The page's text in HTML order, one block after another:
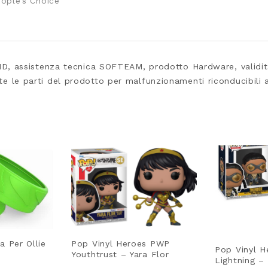
assistenza tecnica SOFTEAM, prodotto Hardware,
le parti del prodotto per malfunzionamenti riconducibili
Per Ollie
Pop Vinyl Heroes PWP
Youthtrust – Yara Flor
Pop Vinyl
Lightning –